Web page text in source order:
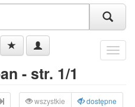
Menu
- str. 1/1
wszystkie dostępne